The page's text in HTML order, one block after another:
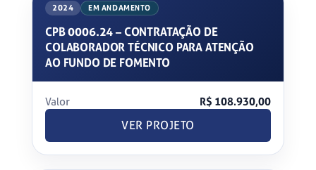
2024 EM ANDAMENTO
CPB 0006.24 – CONTRATAÇÃO DE
COLABORADOR TÉCNICO PARA ATENÇÃO
AO FUNDO DE FOMENTO
Valor
R$ 108.930,00
VER PROJETO